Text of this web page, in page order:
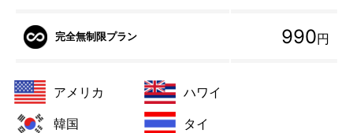
完全無制限プラン 990円
アメリカ
ハワイ
韓国
タイ